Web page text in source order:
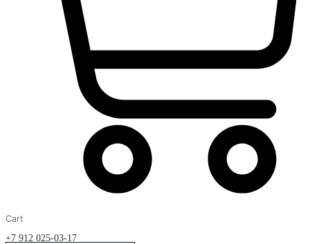
Cart
+7 912 025-03-17